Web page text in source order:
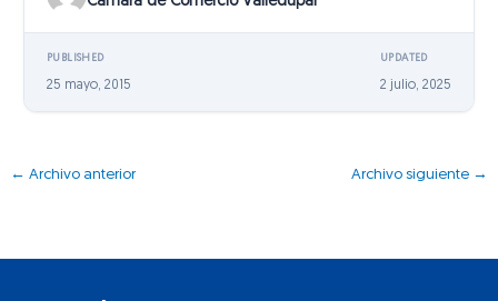
PUBLISHED
25 mayo, 2015
UPDATED
2 julio, 2025
← Archivo anterior Archivo siguiente →